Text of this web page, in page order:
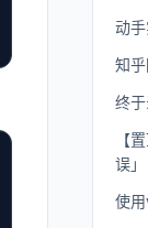
动
知
终
【
误」
使